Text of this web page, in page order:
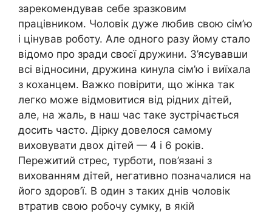
зарекомендував себе зразковим
працівником. Чоловік дуже любив свою сім’ю
і цінував роботу. Але одного разу йому стало
відомо про зради своєї дружини. З’ясувавши
всі відносини, дружина кинула сім’ю і виїхала
з коханцем. Важко повірити, що жінка так
легко може відмовитися від рідних дітей,
але, на жаль, в наш час таке зустрічається
досить часто. Дірку довелося самому
виховувати двох дітей — 4 і 6 років.
Пережитий стрес, турботи, пов’язані з
вихованням дітей, негативно позначалися на
його здоров’ї. В один з таких днів чоловік
втратив свою робочу сумку, в якій